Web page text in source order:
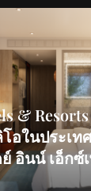
&
อในประเท
อินน์ เอ็กซ์